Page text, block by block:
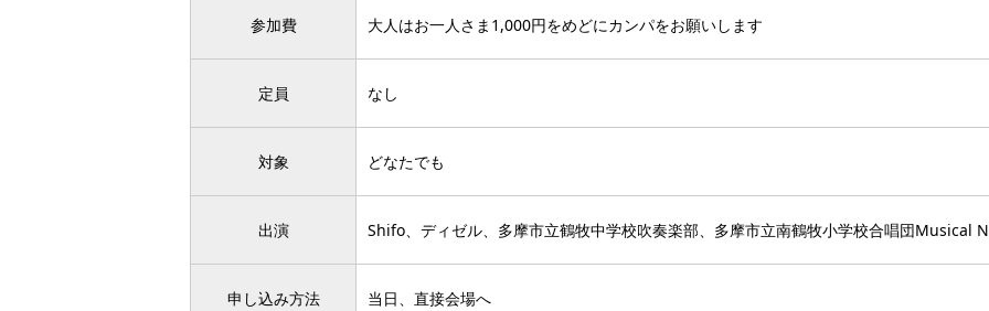
参加費 大人はお一人さま1,000円をめどにカンパをお願いします
定員 なし
対象 どなたでも
出演 Shifo、ディゼル、多摩市立鶴牧中学校吹奏楽部、多摩市立南鶴牧小学校合唱団Musical
申し込み方法 当日、直接会場へ